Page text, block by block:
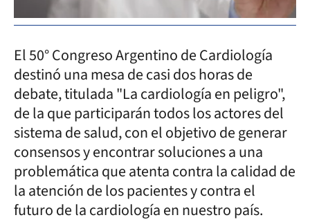
El 50° Congreso Argentino de Cardiología
destinó una mesa de casi dos horas de
debate, titulada "La cardiología en peligro",
de la que participarán todos los actores del
sistema de salud, con el objetivo de generar
consensos y encontrar soluciones a una
problemática que atenta contra la calidad de
la atención de los pacientes y contra el
futuro de la cardiología en nuestro país.